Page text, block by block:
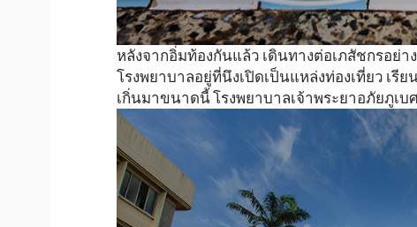
หลังจากอิ่มท้องกันแล้ว เดินทางต่อเภสัชกรอย่า
โรงพยาบาลอยู่ที่นึงเปิดเป็นแหล่งท่องเที่ยว เรี
เกิ่นมาขนาดนี้ โรงพยาบาลเจ้าพระยาอภัยภูเบ